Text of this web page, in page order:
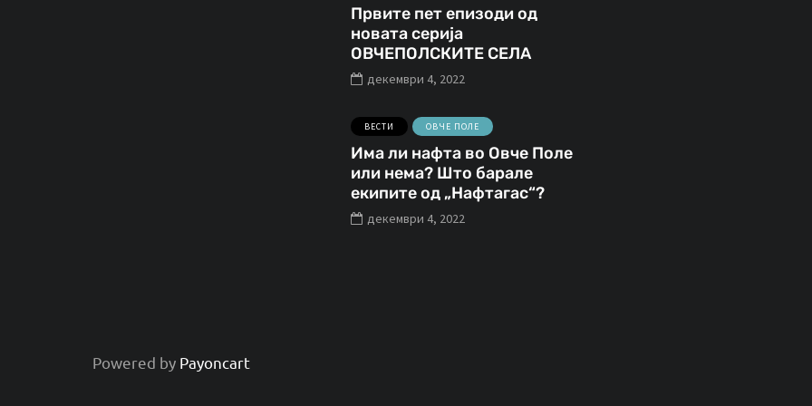
Првите пет епизоди од
новата серија
ОВЧЕПОЛСКИТЕ СЕЛА
декември 4, 2022
ВЕСТИ ОВЧЕ ПОЛЕ
Има ли нафта во Овче Поле
или нема? Што барале
екипите од „Нафтагас“?
декември 4, 2022
СВЕТИ НИКОЛЕ
јануари 21, 2021
Стари
фотографии од
Свети Николе
Powered by Payoncart